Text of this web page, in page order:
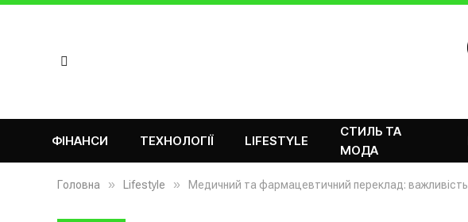
ФІНАНСИ ТЕХНОЛОГІЇ LIFESTYLE
СТИЛЬ ТА
МОДА
Головна » Lifestyle » Медичний та фармацевтичний переклад: